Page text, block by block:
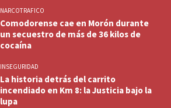
NARCOTRAFICO
Comodorense cae en Morón durante
un secuestro de más de 36 kilos de
cocaína
INSEGURIDAD
La historia detrás del carrito
incendiado en Km 8: la Justicia bajo la
lupa